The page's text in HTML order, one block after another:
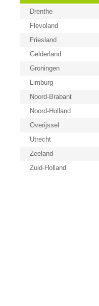
Drenthe
Flevoland
Friesland
Gelderland
Groningen
Limburg
Noord-Brabant
Noord-Holland
Overijssel
Utrecht
Zeeland
Zuid-Holland